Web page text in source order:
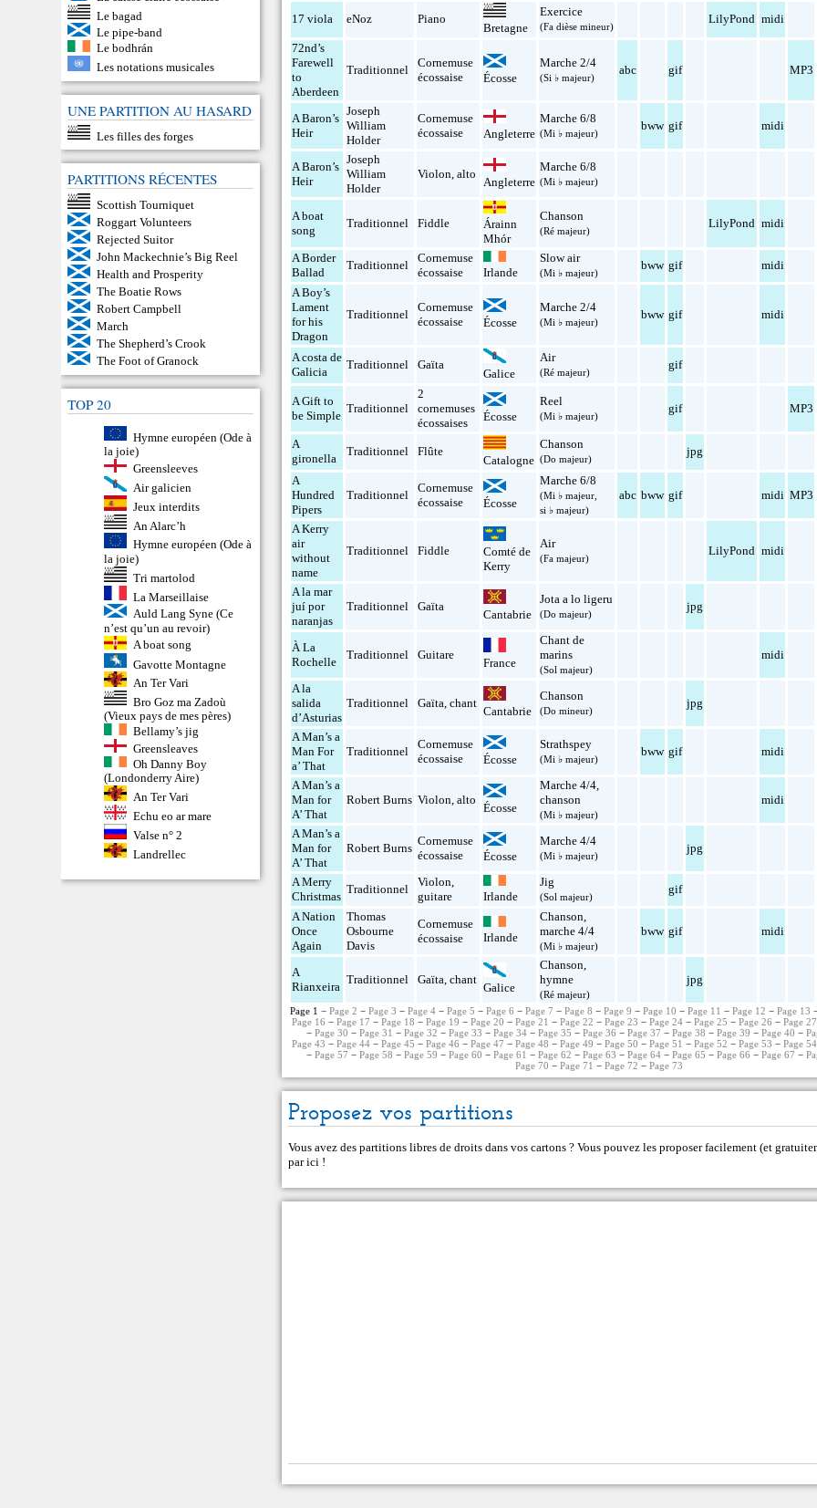
Le bagad
Le pipe-band
Le bodhrán
Les notations musicales
UNE PARTITION AU HASARD
Les filles des forges
PARTITIONS RÉCENTES
Scottish Tourniquet
Roggart Volunteers
Rejected Suitor
John Mackechnie’s Big Reel
Health and Prosperity
The Boatie Rows
Robert Campbell
March
The Shepherd’s Crook
The Foot of Granock
TOP 20
Hymne européen (Ode à
la joie)
Greensleeves
Air galicien
Jeux interdits
An Alarc’h
Hymne européen (Ode à
la joie)
Tri martolod
La Marseillaise
Auld Lang Syne (Ce
n’est qu’un au revoir)
A boat song
Gavotte Montagne
An Ter Vari
Bro Goz ma Zadoù
(Vieux pays de mes pères)
Bellamy’s jig
Greensleaves
Oh Danny Boy
(Londonderry Aire)
An Ter Vari
Echu eo ar mare
Valse n° 2
Landrellec
17 viola eNoz Piano
Bretagne
Exercice
(Fa dièse mineur)
LilyPond midi
72nd’s
Farewell
to
Aberdeen
Traditionnel
Cornemuse
écossaise
Écosse
Marche 2/4
(Si ♭ majeur)
abc gif MP3
A Baron’s
Heir
Joseph
William
Holder
Cornemuse
écossaise
Angleterre
Marche 6/8
(Mi ♭ majeur)
bww gif midi
A Baron’s
Heir
Joseph
William
Holder
Violon ,alto
Angleterre
Marche 6/8
(Mi ♭ majeur)
A boat
song
Traditionnel Fiddle
Árainn
Mhór
Chanson
(Ré majeur)
LilyPond midi
A Border
Ballad
Traditionnel
Cornemuse
écossaise
Irlande
Slow air
(Mi ♭ majeur)
bww gif
midi
A Boy’s
Lament
for his
Dragon
Traditionnel
Cornemuse
écossaise
Écosse
Marche 2/4
(Mi ♭ majeur)
bww gif midi
A costa de
Galicia
Traditionnel Gaïta
Galice
Air
(Ré majeur)
gif
A Gift to
be Simple
Traditionnel
2
cornemuses
écossaises
Écosse
Reel
(Mi ♭ majeur)
gif MP3
A
gironella
Traditionnel Flûte
Catalogne
Chanson
(Do majeur)
jpg
A
Hundred
Pipers
Traditionnel
Cornemuse
écossaise
Écosse
Marche 6/8
(Mi ♭ majeur,
si ♭ majeur)
abc bww gif midi MP3
A Kerry
air
without
name
Traditionnel Fiddle
Comté de
Kerry
Air
(Fa majeur)
LilyPond midi
A la mar
juí por
naranjas
Traditionnel Gaïta
Cantabrie
Jota a lo ligeru
(Do majeur)
jpg
À La
Rochelle
Traditionnel Guitare
France
Chant de
marins
(Sol majeur)
midi
A la
salida
d’Asturias
Traditionnel Gaïta ,chant
Cantabrie
Chanson
(Do mineur)
jpg
A Man’s a
Man For
a’ That
Traditionnel
Cornemuse
écossaise
Écosse
Strathspey
(Mi ♭ majeur)
bww gif midi
A Man’s a
Man for
A’ That
Robert Burns Violon ,alto
Écosse
Marche 4/4
chanson
(Mi ♭ majeur)
midi
A Man’s a
Man for
A’ That
Robert Burns
Cornemuse
écossaise
Écosse
Marche 4/4
(Mi ♭ majeur)
jpg
A Merry
Christmas
Traditionnel
Violon
guitare
Irlande
Jig
(Sol majeur)
gif
A Nation
Once
Again
Thomas
Osbourne
Davis
Cornemuse
écossaise
Irlande
Chanson
marche 4/4
(Mi ♭ majeur)
bww gif midi
A
Rianxeira
Traditionnel Gaïta ,chant
Galice
Chanson
hymne
(Ré majeur)
jpg
Page 1 −Page 2 −Page 3 −Page 4 −Page 5 −Page 6 −Page 7 −Page 8 −Page 9 −Page 10 −Page 11 −Page 12 −Page 13
Page 16 −Page 17 −Page 18 −Page 19 −Page 20 −Page 21 −Page 22 −Page 23 −Page 24 −Page 25 −Page 26 −Page 27
− Page 30 − Page 31 − Page 32 − Page 33 − Page 34− Page 35 − Page 36 − Page 37 − Page 38 − Page 39 − Page 40 −
Page 43 −Page 44 −Page 45 −Page 46 −Page 47 −Page 48 −Page 49 −Page 50 −Page 51 −Page 52 −Page 53 −Page 54
− Page 57 − Page 58 − Page 59 − Page 60 − Page 61 − Page 62 − Page 63 − Page 64− Page 65 − Page 66 − Page 67 −
Page 70 −Page 71 −Page 72 −Page 73
Proposez vos partitions
Vous avez des partitions libres de droits dans vos cartons ? Vous pouvez les proposer facilement (et
par ici !